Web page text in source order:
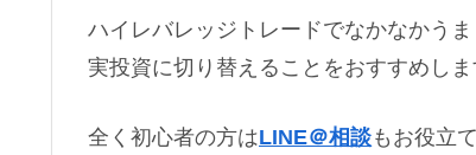
ハイレバレッジトレードでなかなかう
実投資に切り替えることをおすすめしま
全く初心者の方はLINE＠相談もお役立